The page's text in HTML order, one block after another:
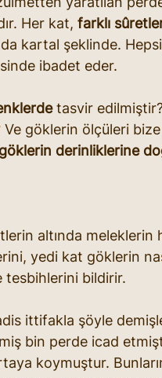
Her kat, farklı
kartal şeklinde.
ibadet eder.
tasvir
göklerin ölçüleri
göklerin derinliklerine
altında meleklerin
yedi kat göklerin
tesbihlerini bildirir.
ittifakla şöyle
bin perde icad
koymuştur.